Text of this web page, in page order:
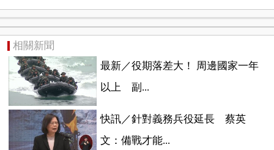
相關新聞
最新／役期落差大！ 周邊國家一年
以上 副...
快訊／針對義務兵役延長 蔡英
文：備戰才能...